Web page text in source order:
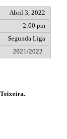
Abril 3, 2022
2:00 pm
Segunda Liga
2021/2022